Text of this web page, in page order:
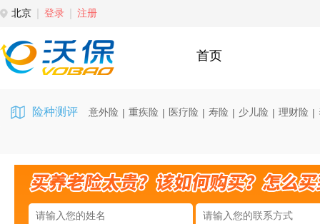
北京 登录 注册
首页
险种测评 意外险 | 重疾险 | 医疗险 | 寿险 | 少儿险 | 理财险 |